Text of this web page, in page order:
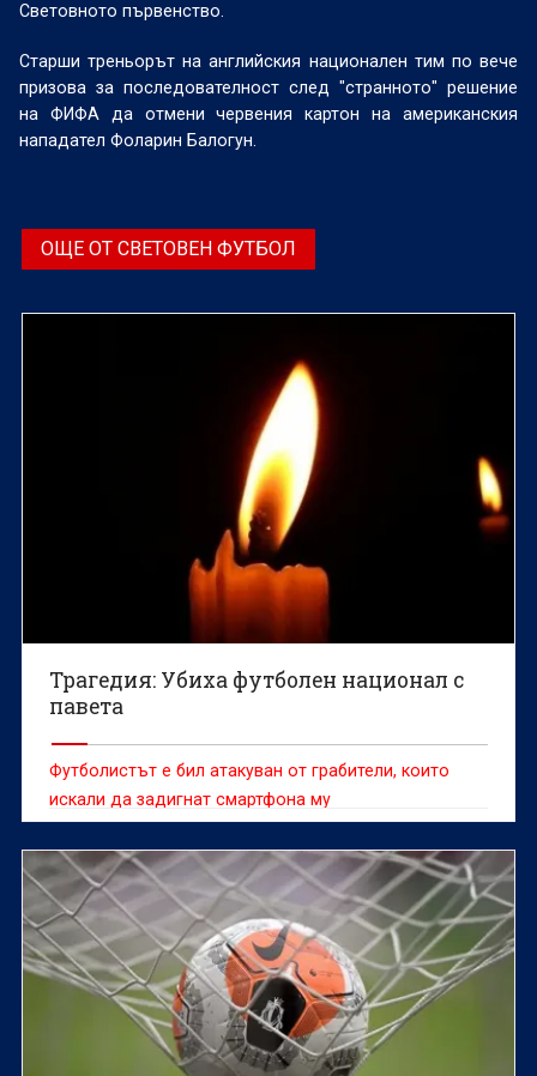
Световното първенство.
Старши треньорът на английския национален тим по вече
призова за последователност след "странното" решение
на ФИФА да отмени червения картон на американския
нападател Фоларин Балогун.
ОЩЕ ОТ СВЕТОВЕН ФУТБОЛ
Трагедия: Убиха футболен национал с
павета
Футболистът е бил атакуван от грабители, които
искали да задигнат смартфона му